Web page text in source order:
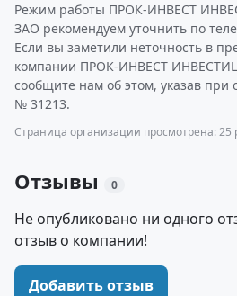
Режим работы ПРОК-ИНВЕСТ
ЗАО рекомендуем уточнить по
Если вы заметили неточность в
компании ПРОК-ИНВЕСТ
сообщите нам об этом, указав
№ 31213.
Страница организации просмотрена: 25
Отзывы 0
Не опубликовано ни одного
отзыв о компании!
Добавить отзыв